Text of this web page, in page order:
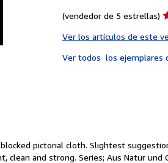
(vendedor de 5 estrellas)
Ver los artículos de este
Ver todos los ejemplares
pictorial cloth. Slightest
and strong. Series; Aus Natur und